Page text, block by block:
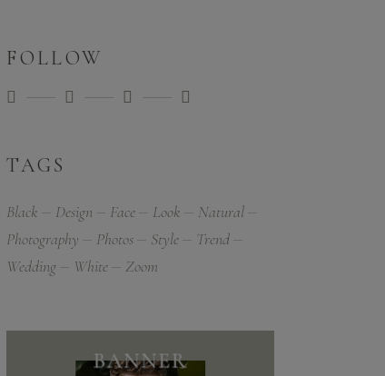
FOLLOW
TAGS
Black Design Face Look
Natural
Photography
Photos Style
Trend
Wedding
White Zoom